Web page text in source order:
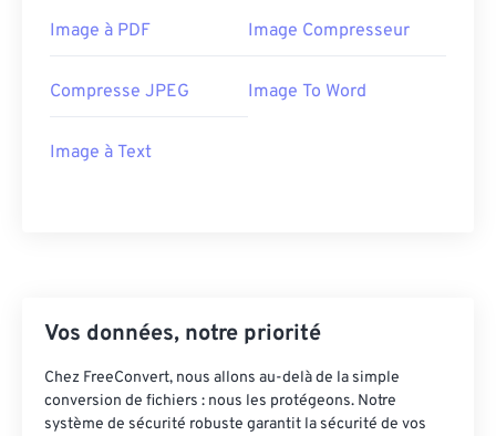
Image à PDF Image Compresseur
Compresse JPEG Image To Word
Image à Text
Vos données, notre priorité
Chez FreeConvert, nous allons au-delà de la simple
conversion de fichiers : nous les protégeons. Notre
système de sécurité robuste garantit la sécurité de vos